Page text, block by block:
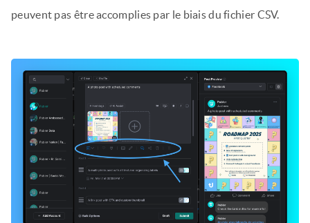
peuvent pas être accomplies par le biais du fichier CSV.